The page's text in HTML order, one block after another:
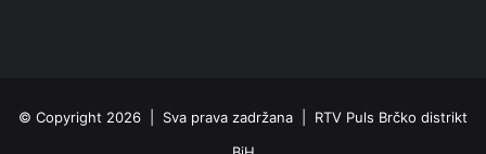
© Copyright 2026 | Sva prava zadržana | RTV Puls Brčko distrikt